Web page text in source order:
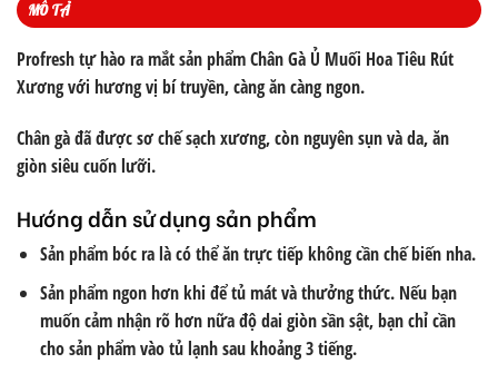
MÔ TẢ
Profresh tự hào ra mắt sản phẩm Chân Gà Ủ Muối Hoa Tiêu Rút
Xương với hương vị bí truyền, càng ăn càng ngon.
Chân gà đã được sơ chế sạch xương, còn nguyên sụn và da, ăn
giòn siêu cuốn lưỡi.
Hướng dẫn sử dụng sản phẩm
Sản phẩm bóc ra là có thể ăn trực tiếp không cần chế biến nha.
Sản phẩm ngon hơn khi để tủ mát và thưởng thức. Nếu bạn
muốn cảm nhận rõ hơn nữa độ dai giòn sần sật, bạn chỉ cần
cho sản phẩm vào tủ lạnh sau khoảng 3 tiếng.